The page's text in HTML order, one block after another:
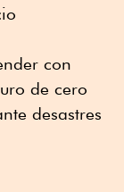
con
de cero
desastres